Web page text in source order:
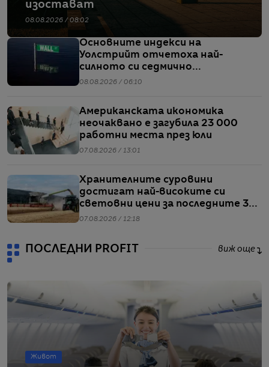
изостават
08.08.2026 / 08:02
Основните индекси на
Уолстрийт отчетоха най-
силното си седмично
представяне от април насам
08.08.2026 / 06:10
Американската икономика
неочаквано е загубила 23 000
работни места през юли
07.08.2026 / 13:01
Хранителните суровини
достигат най-високите си
световни цени за последните 3
години
07.08.2026 / 12:18
ПОСЛЕДНИ PROFIT виж още
Живот